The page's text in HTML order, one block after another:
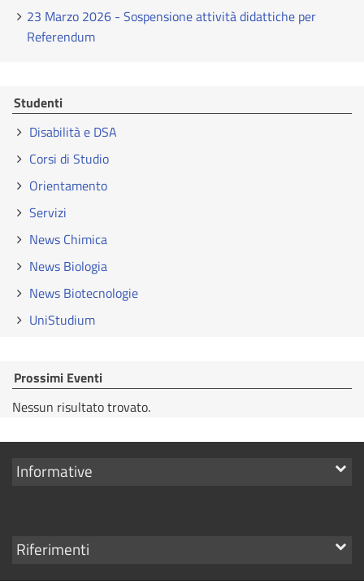
23 Marzo 2026 - Sospensione attività didattiche per
Referendum
Studenti
Disabilità e DSA
Corsi di Studio
Orientamento
Servizi
News Chimica
News Biologia
News Biotecnologie
UniStudium
Prossimi Eventi
Nessun risultato trovato.
Mostra
Informative
Mostra
Riferimenti